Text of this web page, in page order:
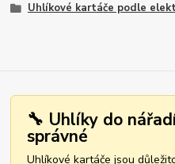
Uhlíkové kartáče podle
🔧 Uhlíky do
správné
Uhlíkové kartáče jsou